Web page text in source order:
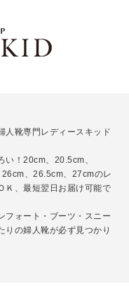
人靴専門レディースキッド
い！20cm、20.5cm、
、26.5cm、27cmのレ
Ｋ、最短翌日お届け可能で
フォート・ブーツ・スニー
りの婦人靴が必ず見つかり